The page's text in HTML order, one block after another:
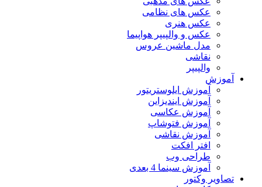
عکس های نظامی
عکس هنری
عکس و والپیپر هواپیما
مدل ماشین عروس
نقاشی
والپیپر
آموزش
آموزش ایلوستریتور
آموزش ایندیزاین
آموزش عکاسی
آموزش فتوشاپ
آموزش نقاشی
افتر افکت
طراحی وب
آموزش سینما 4 بعدی
تصاویر وکتور